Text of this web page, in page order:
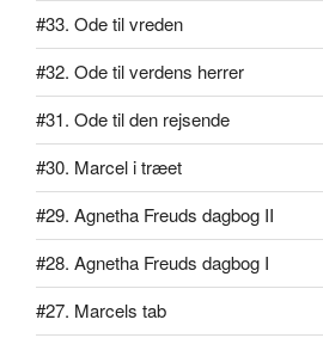
#33. Ode til vreden
#32. Ode til verdens herrer
#31. Ode til den rejsende
#30. Marcel i træet
#29. Agnetha Freuds dagbog II
#28. Agnetha Freuds dagbog I
#27. Marcels tab